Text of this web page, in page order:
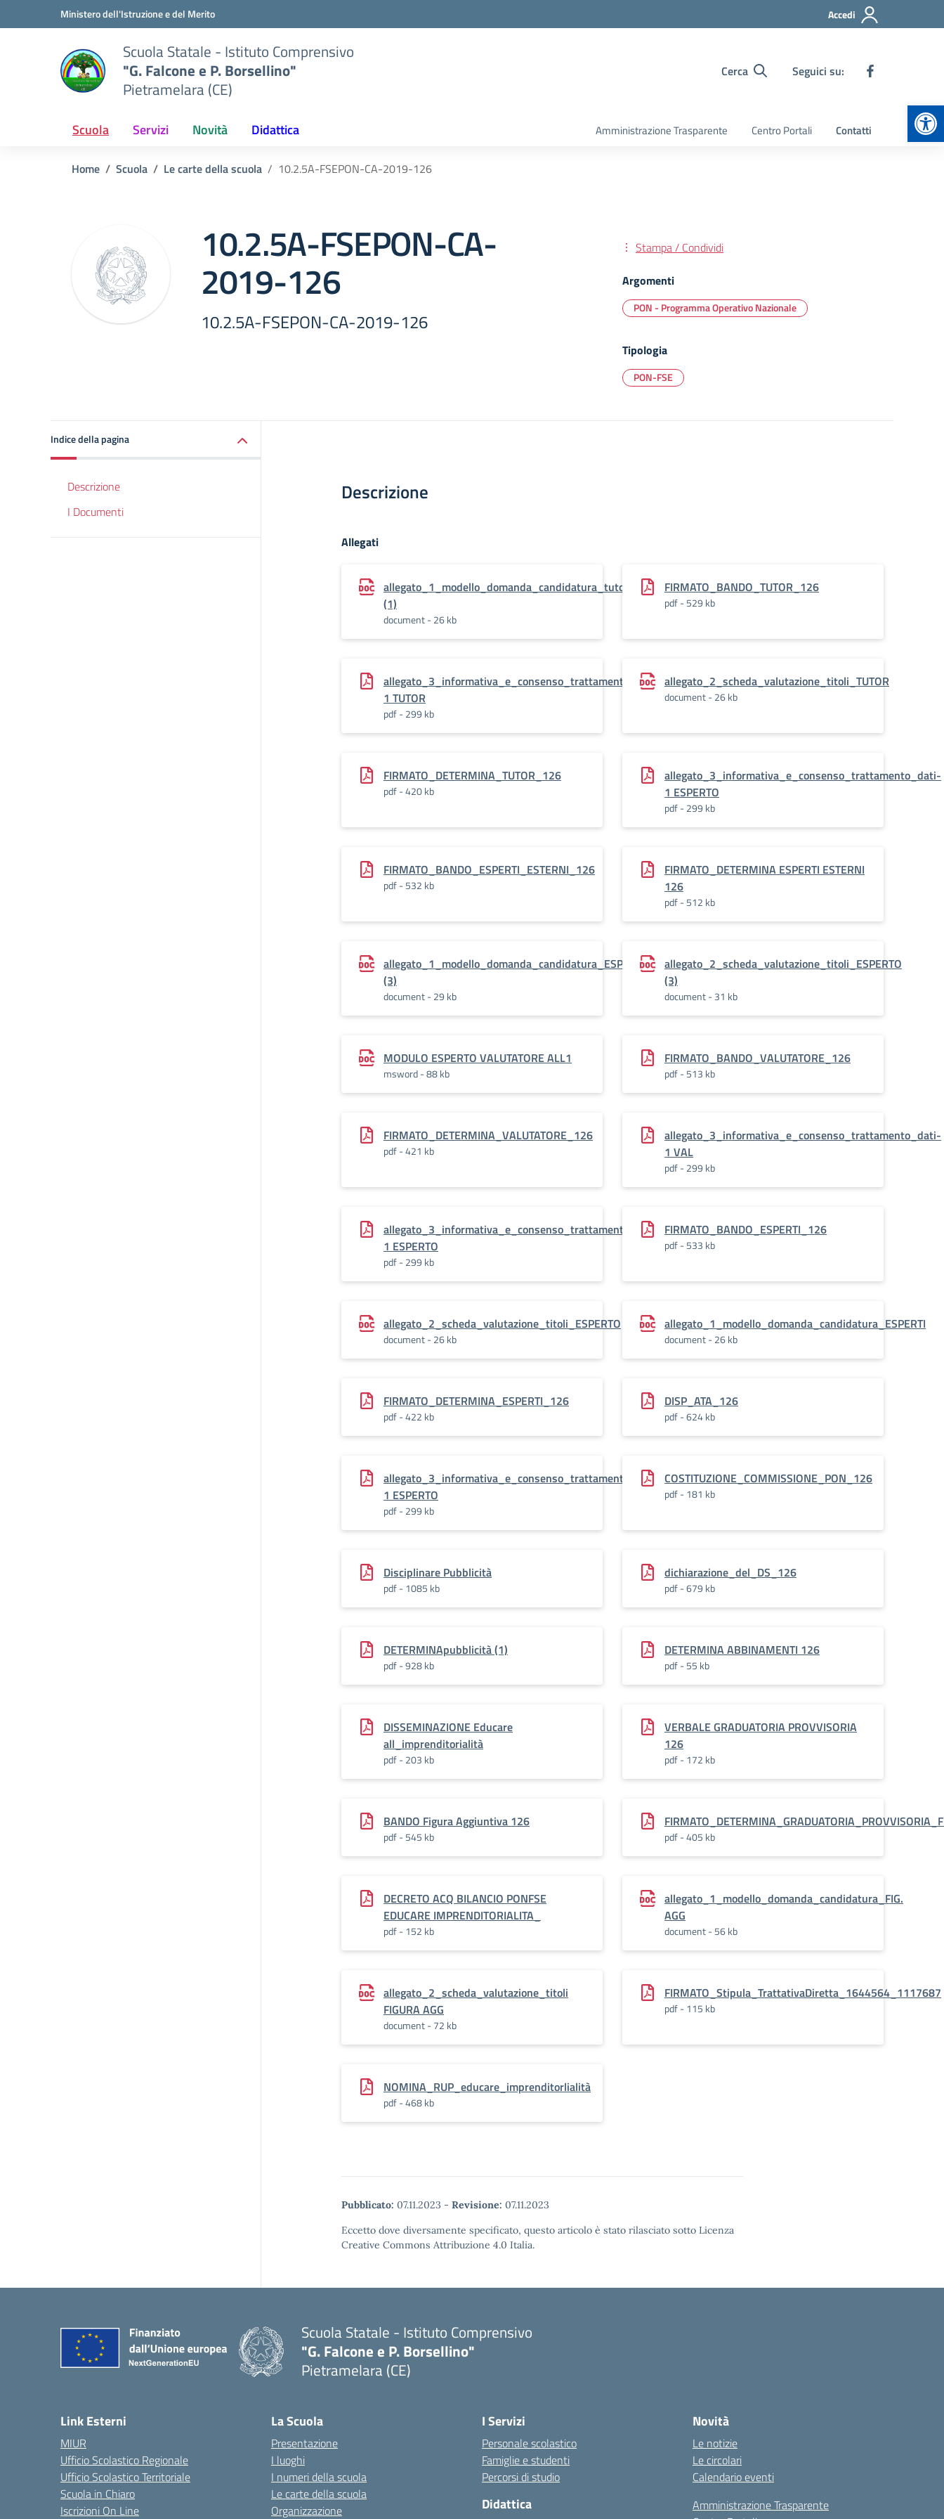
Vai ai contenuti
Vai al menu di navigazioneMinistero dell'Istruzione e del Merito Accedi
Scuola Statale - Istituto Comprensivo
"G. Falcone e P. Borsellino"
Pietramelara (CE)
Cerca Seguici su:
Scuola Servizi Novità Didattica Amministrazione Trasparente Centro Portali Contatti
Home Scuola Le carte della scuola 10.2.5A-FSEPON-CA-2019-126
10.2.5A-FSEPON-CA-
2019-126
10.2.5A-FSEPON-CA-2019-126
Stampa / Condividi
Argomenti
PON - Programma Operativo Nazionale
Tipologia
PON-FSE
Indice della pagina
Descrizione
I Documenti
Descrizione
Allegati
allegato_1_modello_domanda_candidatura_tutor_
(1)
document - 26 kb
FIRMATO_BANDO_TUTOR_126
pdf - 529 kb
allegato_3_informativa_e_consenso_trattamento_dati-
1 TUTOR
pdf - 299 kb
allegato_2_scheda_valutazione_titoli_TUTOR
document - 26 kb
FIRMATO_DETERMINA_TUTOR_126
pdf - 420 kb
allegato_3_informativa_e_consenso_trattamento_dati-
1 ESPERTO
pdf - 299 kb
FIRMATO_BANDO_ESPERTI_ESTERNI_126
pdf - 532 kb
FIRMATO_DETERMINA ESPERTI ESTERNI
126
pdf - 512 kb
allegato_1_modello_domanda_candidatura_ESPERTI
(3)
document - 29 kb
allegato_2_scheda_valutazione_titoli_ESPERTO
(3)
document - 31 kb
MODULO ESPERTO VALUTATORE ALL1
msword - 88 kb
FIRMATO_BANDO_VALUTATORE_126
pdf - 513 kb
FIRMATO_DETERMINA_VALUTATORE_126
pdf - 421 kb
allegato_3_informativa_e_consenso_trattamento_dati-
1 VAL
pdf - 299 kb
allegato_3_informativa_e_consenso_trattamento_dati-
1 ESPERTO
pdf - 299 kb
FIRMATO_BANDO_ESPERTI_126
pdf - 533 kb
allegato_2_scheda_valutazione_titoli_ESPERTO
document - 26 kb
allegato_1_modello_domanda_candidatura_ESPERTI
document - 26 kb
FIRMATO_DETERMINA_ESPERTI_126
pdf - 422 kb
DISP_ATA_126
pdf - 624 kb
allegato_3_informativa_e_consenso_trattamento_dati-
1 ESPERTO
pdf - 299 kb
COSTITUZIONE_COMMISSIONE_PON_126
pdf - 181 kb
Disciplinare Pubblicità
pdf - 1085 kb
dichiarazione_del_DS_126
pdf - 679 kb
DETERMINApubblicità (1)
pdf - 928 kb
DETERMINA ABBINAMENTI 126
pdf - 55 kb
DISSEMINAZIONE Educare
all_imprenditorialità
pdf - 203 kb
VERBALE GRADUATORIA PROVVISORIA
126
pdf - 172 kb
BANDO Figura Aggiuntiva 126
pdf - 545 kb pdf - 405 kb
DECRETO ACQ BILANCIO PONFSE
EDUCARE IMPRENDITORIALITA_
pdf - 152 kb
allegato_1_modello_domanda_candidatura_FIG.
AGG
document - 56 kb
allegato_2_scheda_valutazione_titoli
FIGURA AGG
document - 72 kb
FIRMATO_Stipula_TrattativaDiretta_1644564_1117687
pdf - 115 kb
NOMINA_RUP_educare_imprenditorlialità
pdf - 468 kb
Pubblicato: 07.11.2023 - Revisione: 07.11.2023
Eccetto dove diversamente specificato, questo articolo è stato rilasciato sotto Licenza
Creative Commons Attribuzione 4.0 Italia.
Scuola Statale - Istituto Comprensivo
"G. Falcone e P. Borsellino"
Pietramelara (CE)
Link Esterni
MIUR
Ufficio Scolastico Regionale
Ufficio Scolastico Territoriale
Scuola in Chiaro
Iscrizioni On Line
La Scuola
Presentazione
I luoghi
I numeri della scuola
Le carte della scuola
Organizzazione
I Servizi
Personale scolastico
Famiglie e studenti
Percorsi di studio
Didattica
Novità
Le notizie
Le circolari
Calendario eventi
Amministrazione Trasparente